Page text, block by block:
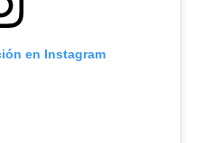
en Instagram